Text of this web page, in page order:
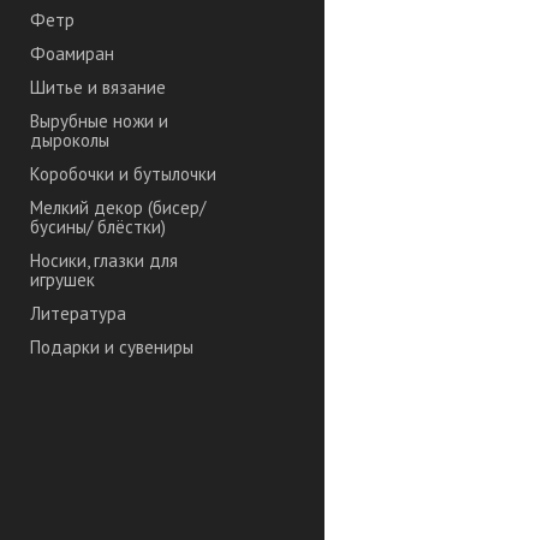
Фетр
Фоамиран
Шитье и вязание
Вырубные ножи и
дыроколы
Коробочки и бутылочки
Мелкий декор (бисер/
бусины/ блёстки)
Носики, глазки для
игрушек
Литература
Подарки и сувениры